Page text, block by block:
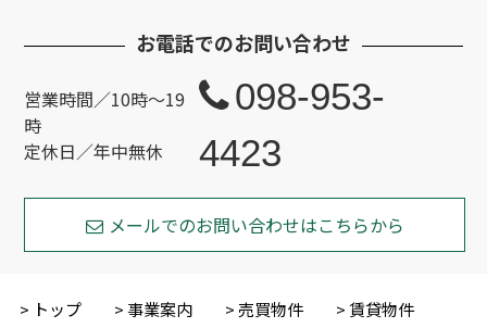
お電話でのお問い合わせ
営業時間／10時～19
時
定休日／年中無休
098-953-
4423
メールでのお問い合わせはこちらから
トップ 事業案内 売買物件
賃貸物件